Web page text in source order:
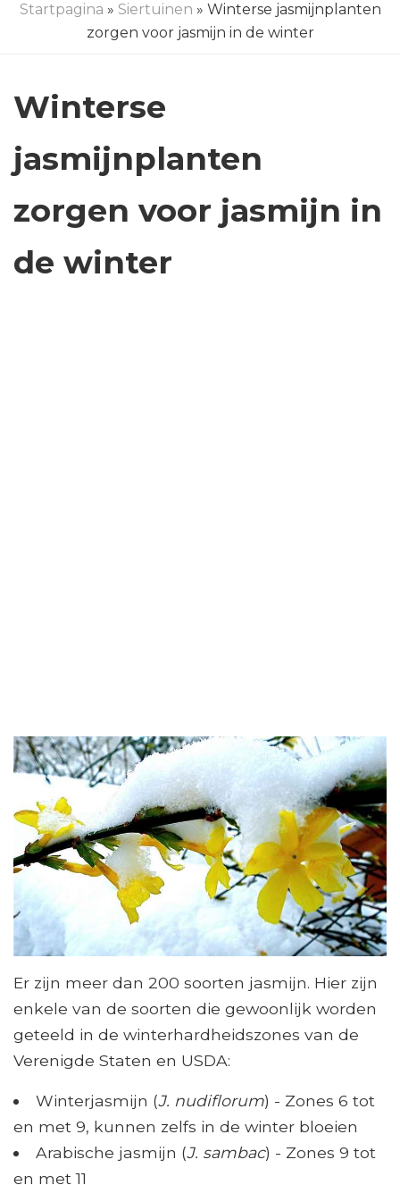
Startpagina » Siertuinen » Winterse jasmijnplanten
zorgen voor jasmijn in de winter
Winterse
jasmijnplanten
zorgen voor jasmijn in
de winter
Er zijn meer dan 200 soorten jasmijn. Hier zijn
enkele van de soorten die gewoonlijk worden
geteeld in de winterhardheidszones van de
Verenigde Staten en USDA:
Winterjasmijn (J. nudiflorum) - Zones 6 tot
en met 9, kunnen zelfs in de winter bloeien
Arabische jasmijn (J. sambac) - Zones 9 tot
en met 11